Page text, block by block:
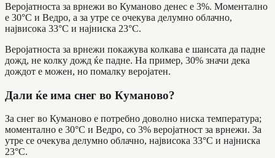
Веројатноста за врнежи во Куманово денес е 3%. Моментално
е 30°C и Ведро, а за утре се очекува делумно облачно,
највисока 33°C и најниска 23°C.
Веројатноста за врнежи покажува колкава е шансата да падне
дожд, не колку дожд ќе падне. На пример, 30% значи дека
дождот е можен, но помалку веројатен.
Дали ќе има снег во Куманово?
За снег во Куманово е потребно доволно ниска температура;
моментално е 30°C и Ведро, со 3% веројатност за врнежи. За
утре се очекува делумно облачно, највисока 33°C и најниска
23°C.